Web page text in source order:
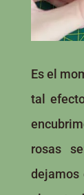
Es el
tal
rosas
dejamos